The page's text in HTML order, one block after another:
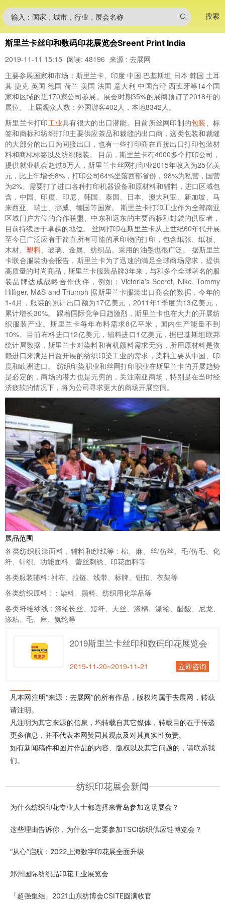
输入：国家，城市，行业，展会名称 搜索
斯里兰卡丝印和数码印花展览会Sreent Print India
2019-11-11 15:15 阅读: 48196 来源 : 去展网
主要参展国家和市场：斯里兰卡、印度 中国 巴基斯坦 日本 韩国 土耳
其 捷克 英国 德国 荷兰 美国 法国 意大利 中国台湾 西班牙等14个国
家和区域的近170家公司参展。展会时期35%的展商预订了2018年的
展位。 上届观众人数：外国游客402人，本地8342人。
斯里兰卡打印工业具有很大的出口潜能。目前所丝网印制的包装、标
签和商标和纺织打印主要供应茶品和裁缝的出口商，这类包装和裁缝
的大部分的出口为间接出口，也有一些打印商在直接出口打印包装材
料和商标标签以及纺织服装。 目前，斯里兰卡有4000多个打印公司，
提供就业机会超过8万人，斯里兰卡丝网打印业2015年收入为25亿美
元，比上年增长8%，打印公司64%坐落西部省份，98%为私营，国营
为2%。需要打了进口各种打印机器设备和原材料和辅料，进口区域包
含，中国、印度、印尼、韩国、泰国、日本、澳大利亚、新加坡、马
来西亚、瑞士、挪威、德国等国家。 斯里兰卡打印工业作为全部南亚
区域门户方位的合作联盟、中东和远东的主要商标和封袋的供应者，
目前持续居于卓越的地位。 丝网打印在斯里兰卡从上世纪60年代开展
至今已广泛应有于简直所有可能的承印物的打印，包含纸张、纸板、
木材、 塑料、玻璃、金属、纺织品。采用的油墨也很广泛。 据斯里兰
卡联合服装协会报告，斯里兰卡为了迅速的满足全球商场需求，提供
高质量的时尚商品，斯里兰卡服装品牌3年来，与和多个全球著名的服
装品牌达成战略合作伙伴，例如：Victoria's Secret, Nike, Tommy
Hilfiger, M&S and Triumph 据斯里兰卡服装出口商会的数据，今年的
1-4月，服装的累计出口额为17亿美元，2011年1季度为13亿美元，
累计增长30%。 跟着国际竞争日趋激烈，斯里兰卡也在大力的开展纺
织服装产业。斯里兰卡每年布料需求8亿平米，国内生产能量不到
10%。目前布料进口12亿美元，辅料进口1亿美元，据巴基斯坦联邦
统计局数据，斯里兰卡对染料和有机颜料需求无穷，所用原材料是依
赖进口来满足日益开展的纺织印染工业的需求，染料主要从中国、印
度和欧洲进口。 纺织印染职业和丝网打印职业在斯里兰卡的开展趋势
是必定的，商场的潜力也是无穷的，关注南亚商场，特别是在当时经
济疲软的情况下，将为公司寻求更大的商场开展空间。
展品范围
各类纺织服装面料，辅料和纱线等 : 棉、麻、丝/仿丝、毛/仿毛、化
纤、针织、功能面料、蕾丝刺绣、印花面料等
各类服装辅料: 衬布、拉链、线带、标牌、钮扣、衣架等
各类纺织原料 : ：染料、颜料、纺织用化学品等
各类纤维纱线 : 涤纶长丝、短纤、天丝、涤棉、涤纶、醋酸、尼龙、
涤粘、毛、麻、氨纶等
2019斯里兰卡丝印和数码印花展览会
2019-11-20~2019-11-21 立即咨询
凡本网注明“来源：去展网”的所有作品，版权均属于去展网，转载
请注明。
凡注明为其它来源的信息，均转载自其它媒体，转载目的在于传递
更多信息，并不代表本网赞同其观点及对其真实性负责。
如有新闻稿件和图片作品的内容、版权以及其它问题的，请联系我
们。
纺织印花展会新闻
为什么纺织印花专业人士都选择来青岛参加这场展会？
这些理由告诉你，为什么一定要参加TSCI纺织供应链博览会？
“从心”启航：2022上海数字印花展全面升级
郑州国际纺织品印花工业展览会
「超强集结」2021山东纺博会CSITE圆满收官